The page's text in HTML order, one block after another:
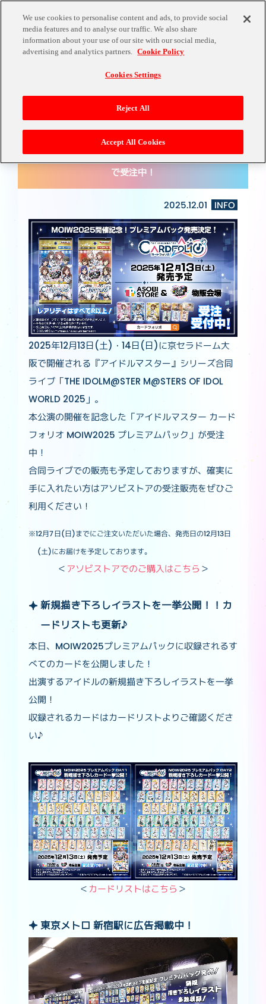
NEWS
【12/13(土)発売予定】描き下ろしイラスト一挙公
開！！MOIW2025 プレミアムパックはアソビストア
で受注中！
2025.12.01 INFO
2025年12月13日(土)・14日(日)に京セラドーム大
阪で開催される『アイドルマスター』シリーズ合同
ライブ「THE IDOLM@STER M@STERS OF IDOL
WORLD 2025」。
本公演の開催を記念した「アイドルマスター カード
フォリオ MOIW2025 プレミアムパック」が受注
中！
合同ライブでの販売も予定しておりますが、確実に
手に入れたい方はアソビストアの受注販売をぜひご
利用ください！
※12月7日(日)までにご注文いただいた場合、発売日の12月13日
(土)にお届けを予定しております。
＜ アソビストアでのご購入はこちら ＞
新規描き下ろしイラストを一挙公開！！カ
ードリストも更新♪
本日、MOIW2025プレミアムパックに収録されるす
べてのカードを公開しました！
出演するアイドルの新規描き下ろしイラストを一挙
公開！
収録されるカードはカードリストよりご確認くださ
い♪
＜ カードリストはこちら ＞
東京メトロ 新宿駅に広告掲載中！
We use cookies to personalise content and ads, to provide social
media features and to analyse our traffic. We also share
information about your use of our site with our social media,
advertising and analytics partners. Cookie Policy
Cookies Settings
Reject All
Accept All Cookies